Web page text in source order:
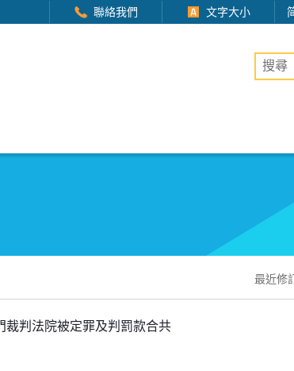
聯絡我們 文字大小
桌上版
最近修
判法院被定罪及判罰款合共